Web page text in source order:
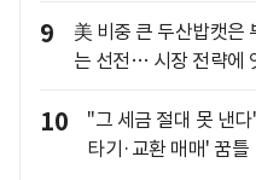
9
美 비중 큰 두산밥캣은
는 선전… 시장 전략에
10
"그 세금 절대 못 낸
타기·교환 매매' 꿈틀